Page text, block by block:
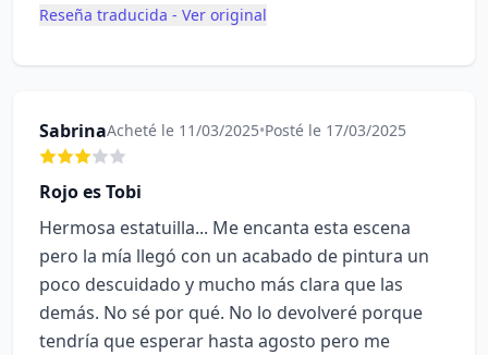
Reseña traducida - Ver original
SabrinaAcheté le 11/03/2025•Posté le 17/03/2025
Rojo es Tobi
Hermosa estatuilla... Me encanta esta escena
pero la mía llegó con un acabado de pintura un
poco descuidado y mucho más clara que las
demás. No sé por qué. No lo devolveré porque
tendría que esperar hasta agosto pero me